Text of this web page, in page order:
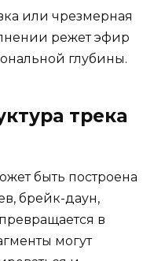
или чрезмерная
режет эфир
глубины.
трека
быть построена
брейк-даун,
в
могут